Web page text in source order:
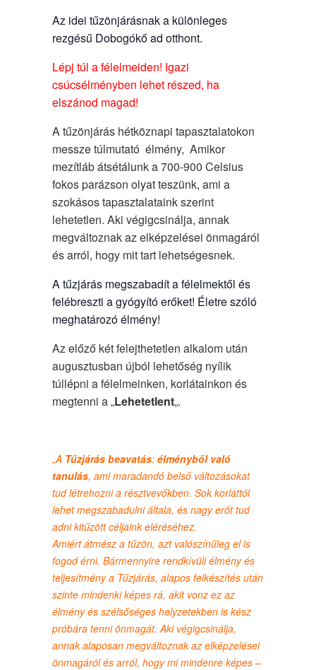
Az idei tűzönjárásnak a különleges
rezgésű Dobogókő ad otthont.
Lépj túl a félelmeiden! Igazi
csúcsélményben lehet részed, ha
elszánod magad!
A tűzönjárás hétköznapi tapasztalatokon
messze túlmutató élmény, Amikor
mezítláb átsétálunk a 700-900 Celsius
fokos parázson olyat teszünk, ami a
szokásos tapasztalataink szerint
lehetetlen. Aki végigcsinálja, annak
megváltoznak az elképzelései önmagáról
és arról, hogy mit tart lehetségesnek.
A tűzjárás megszabadít a félelmektől és
felébreszti a gyógyító erőket! Életre szóló
meghatározó élmény!
Az előző két felejthetetlen alkalom után
augusztusban újból lehetőség nyílik
túllépni a félelmeinken, korlátainkon és
megtenni a „Lehetetlent„.
„A Tűzjárás beavatás: élményből való
tanulás, ami maradandó belső változásokat
tud létrehozni a résztvevőkben. Sok korláttól
lehet megszabadulni általa, és nagy erőt tud
adni kitűzött céljaink eléréséhez.
Amiért átmész a tűzön, azt valószínűleg el is
fogod érni. Bármennyire rendkívüli élmény és
teljesítmény a Tűzjárás, alapos felkészítés után
szinte mindenki képes rá, akit vonz ez az
élmény és szélsőséges helyzetekben is kész
próbára tenni önmagát. Aki végigcsinálja,
annak alaposan megváltoznak az elképzelései
önmagáról és arról, hogy mi mindenre képes –